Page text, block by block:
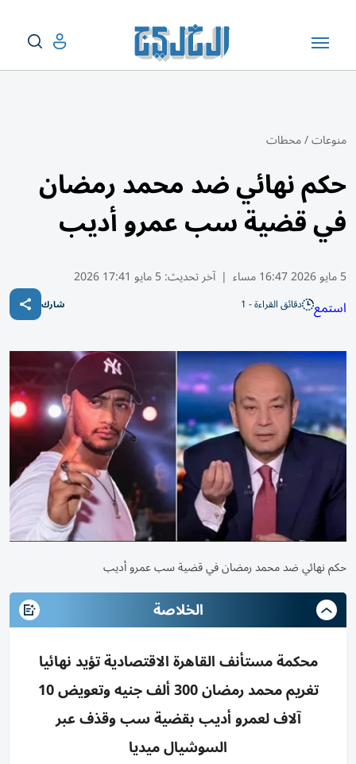
منوعات/محطات
حكم نهائي ضد محمد رمضان
في قضية سب عمرو أديب
5 مايو 2026 16:47 مساء | آخر تحديث:5 مايو 17:41 2026
استمع دقائق القراءة - 1 شارك
حكم نهائي ضد محمد رمضان في قضية سب عمرو أديب
الخلاصة
محكمة مستأنف القاهرة الاقتصادية تؤيد نهائيا
تغريم محمد رمضان 300 ألف جنيه وتعويض 10
آلاف لعمرو أديب بقضية سب وقذف عبر
السوشيال ميديا